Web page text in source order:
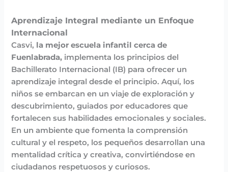
Aprendizaje Integral mediante un Enfoque
Internacional
Casvi, la mejor escuela infantil cerca de
Fuenlabrada, implementa los principios del
Bachillerato Internacional (IB) para ofrecer un
aprendizaje integral desde el principio. Aquí, los
niños se embarcan en un viaje de exploración y
descubrimiento, guiados por educadores que
fortalecen sus habilidades emocionales y sociales.
En un ambiente que fomenta la comprensión
cultural y el respeto, los pequeños desarrollan una
mentalidad crítica y creativa, convirtiéndose en
ciudadanos respetuosos y curiosos.